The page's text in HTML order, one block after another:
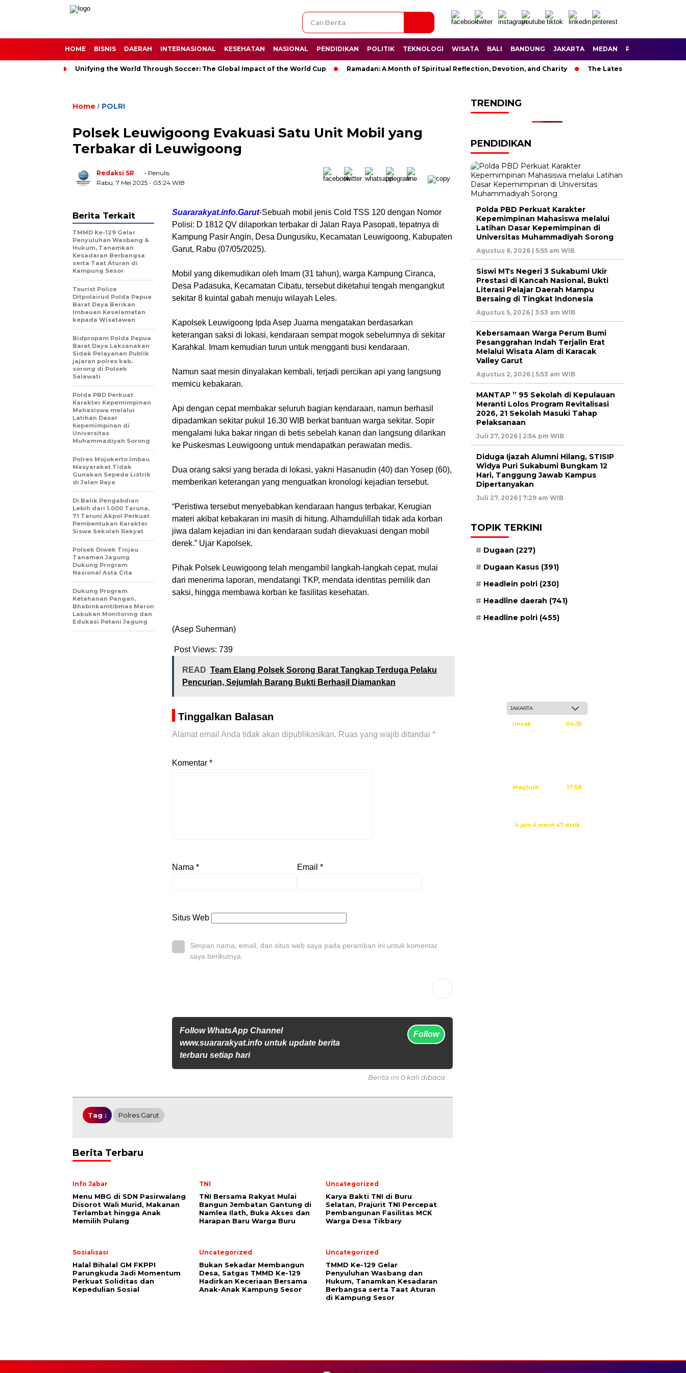
HOME BISNIS DAERAH INTERNASIONAL KESEHATAN NASIONAL PENDIDIKAN POLITIK TEKNOLOGI WISATA BALI BANDUNG JAKARTA MEDAN PALEMBANG
Unifying the World Through Soccer: The Global Impact of the World Cup Ramadan: A Month of Spiritual Reflection, Devotion, and Charity The Latest News in R&B
Home / POLRI
Polsek Leuwigoong Evakuasi Satu Unit Mobil yang
Terbakar di Leuwigoong
Redaksi SR
- Penulis
Rabu, 7 Mei 2025 - 03:24 WIB
Suararakyat.info.Garut-Sebuah mobil jenis Cold TSS 120 dengan Nomor
Polisi: D 1812 QV dilaporkan terbakar di Jalan Raya Pasopati, tepatnya di
Kampung Pasir Angin, Desa Dungusiku, Kecamatan Leuwigoong, Kabupaten
Garut, Rabu (07/05/2025).
Mobil yang dikemudikan oleh Imam (31 tahun), warga Kampung Ciranca,
Desa Padasuka, Kecamatan Cibatu, tersebut diketahui tengah mengangkut
sekitar 8 kuintal gabah menuju wilayah Leles.
Kapolsek Leuwigoong Ipda Asep Juarna mengatakan berdasarkan
keterangan saksi di lokasi, kendaraan sempat mogok sebelumnya di sekitar
Karahkal. Imam kemudian turun untuk mengganti busi kendaraan.
Namun saat mesin dinyalakan kembali, terjadi percikan api yang langsung
memicu kebakaran.
Api dengan cepat membakar seluruh bagian kendaraan, namun berhasil
dipadamkan sekitar pukul 16.30 WIB berkat bantuan warga sekitar. Sopir
mengalami luka bakar ringan di betis sebelah kanan dan langsung dilarikan
ke Puskesmas Leuwigoong untuk mendapatkan perawatan medis.
Dua orang saksi yang berada di lokasi, yakni Hasanudin (40) dan Yosep (60),
memberikan keterangan yang menguatkan kronologi kejadian tersebut.
“Peristiwa tersebut menyebabkan kendaraan hangus terbakar, Kerugian
materi akibat kebakaran ini masih di hitung. Alhamdulillah tidak ada korban
jiwa dalam kejadian ini dan kendaraan sudah dievakuasi dengan mobil
derek.” Ujar Kapolsek.
Pihak Polsek Leuwigoong telah mengambil langkah-langkah cepat, mulai
dari menerima laporan, mendatangi TKP, mendata identitas pemilik dan
saksi, hingga membawa korban ke fasilitas kesehatan.
(Asep Suherman)
Post Views: 739
READ Team Elang Polsek Sorong Barat Tangkap Terduga Pelaku
Pencurian, Sejumlah Barang Bukti Berhasil Diamankan
Tinggalkan Balasan
Alamat email Anda tidak akan dipublikasikan. Ruas yang wajib ditandai *
Komentar *
Nama * Email *
Situs Web
Simpan nama, email, dan situs web saya pada peramban ini untuk komentar
saya berikutnya.
Follow WhatsApp Channel
www.suararakyat.info untuk update berita
terbaru setiap hari
Follow
Berita Terkait
TMMD Ke-129 Gelar
Penyuluhan Wasbang &
Hukum, Tanamkan
Kesadaran Berbangsa
serta Taat Aturan di
Kampung Sesor
Tourist Police
Ditpolairud Polda Papua
Barat Daya Berikan
Imbauan Keselamatan
kepada Wisatawan
Bidpropam Polda Papua
Barat Daya Laksanakan
Sidak Pelayanan Publik
jajaran polres kab.
sorong di Polsek
Salawati
Polda PBD Perkuat
Karakter Kepemimpinan
Mahasiswa melalui
Latihan Dasar
Kepemimpinan di
Universitas
Muhammadiyah Sorong
Polres Mojokerto Imbau
Masyarakat Tidak
Gunakan Sepeda Listrik
di Jalan Raya
Di Balik Pengabdian
Lebih dari 1.000 Taruna,
71 Taruni Akpol Perkuat
Pembentukan Karakter
Siswa Sekolah Rakyat
Polsek Diwek Tinjau
Tanaman Jagung
Dukung Program
Nasional Asta Cita
Dukung Program
Ketahanan Pangan,
Bhabinkamtibmas Maron
Lakukan Monitoring dan
Edukasi Petani Jagung
Berita ini 0 kali dibaca
Tag : Polres Garut
Berita Terbaru
Info Jabar
Menu MBG di SDN Pasirwalang
Disorot Wali Murid, Makanan
Terlambat hingga Anak
Memilih Pulang
TNI
TNI Bersama Rakyat Mulai
Bangun Jembatan Gantung di
Namlea Ilath, Buka Akses dan
Harapan Baru Warga Buru
Uncategorized
Karya Bakti TNI di Buru
Selatan, Prajurit TNI Percepat
Pembangunan Fasilitas MCK
Warga Desa Tikbary
Sosialisasi
Halal Bihalal GM FKPPI
Parungkuda Jadi Momentum
Perkuat Soliditas dan
Kepedulian Sosial
Uncategorized
Bukan Sekadar Membangun
Desa, Satgas TMMD Ke-129
Hadirkan Keceriaan Bersama
Anak-Anak Kampung Sesor
Uncategorized
TMMD Ke-129 Gelar
Penyuluhan Wasbang dan
Hukum, Tanamkan Kesadaran
Berbangsa serta Taat Aturan
di Kampung Sesor
TRENDING
PENDIDIKAN
Polda PBD Perkuat Karakter
Kepemimpinan Mahasiswa melalui
Latihan Dasar Kepemimpinan di
Universitas Muhammadiyah Sorong
Agustus 6, 2026 | 5:55 am WIB
Siswi MTs Negeri 3 Sukabumi Ukir
Prestasi di Kancah Nasional, Bukti
Literasi Pelajar Daerah Mampu
Bersaing di Tingkat Indonesia
Agustus 5, 2026 | 3:53 am WIB
Kebersamaan Warga Perum Bumi
Pesanggrahan Indah Terjalin Erat
Melalui Wisata Alam di Karacak
Valley Garut
Agustus 2, 2026 | 5:53 am WIB
MANTAP ” 95 Sekolah di Kepulauan
Meranti Lolos Program Revitalisasi
2026, 21 Sekolah Masuki Tahap
Pelaksanaan
Juli 27, 2026 | 2:54 pm WIB
Diduga Ijazah Alumni Hilang, STISIP
Widya Puri Sukabumi Bungkam 12
Hari, Tanggung Jawab Kampus
Dipertanyakan
Juli 27, 2026 | 7:29 am WIB
TOPIK TERKINI
Dugaan (227)
Dugaan Kasus (391)
Headlein polri (230)
Headline daerah (741)
Headline polri (455)
Imsak 04:35
Maghrib 17:58
4 jam 4 menit 46 detik